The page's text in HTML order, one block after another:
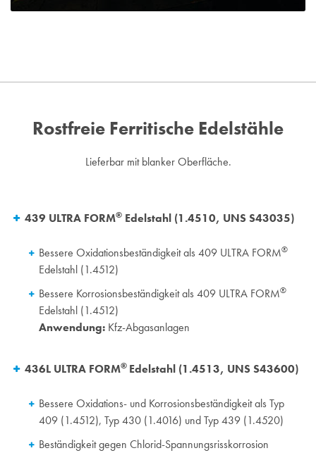
Rostfreie Ferritische Edelstähle
Lieferbar mit blanker Oberfläche.
439 ULTRA FORM® Edelstahl (1.4510, UNS S43035)
Bessere Oxidationsbeständigkeit als 409 ULTRA FORM®
Edelstahl (1.4512)
Bessere Korrosionsbeständigkeit als 409 ULTRA FORM®
Edelstahl (1.4512)
Anwendung: Kfz-Abgasanlagen
436L ULTRA FORM® Edelstahl (1.4513, UNS S43600)
Bessere Oxidations- und Korrosionsbeständigkeit als Typ
409 (1.4512), Typ 430 (1.4016) und Typ 439 (1.4520)
Beständigkeit gegen Chlorid-Spannungsrisskorrosion